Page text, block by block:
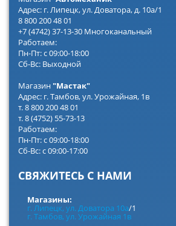
Адрес: г. Липецк, ул. Доватора, д. 10а/1
8 800 200 48 01
+7 (4742) 37-13-30 Многоканальный
Работаем:
Пн-Пт: с 09:00-18:00
Сб-Вс: Выходной
Магазин"Мастак"
Адрес: г. Тамбов, ул. Урожайная, 1в
т. 8 800 200 48 01
т. 8 (4752) 55-73-13
Работаем:
Пн-Пт: с 09:00-18:00
Сб-Вс: с 09:00-17:00
СВЯЖИТЕСЬ С НАМИ
Магазины:
г. Липецк, ул. Доватора 10а/1
г. Тамбов, ул. Урожайная 1в